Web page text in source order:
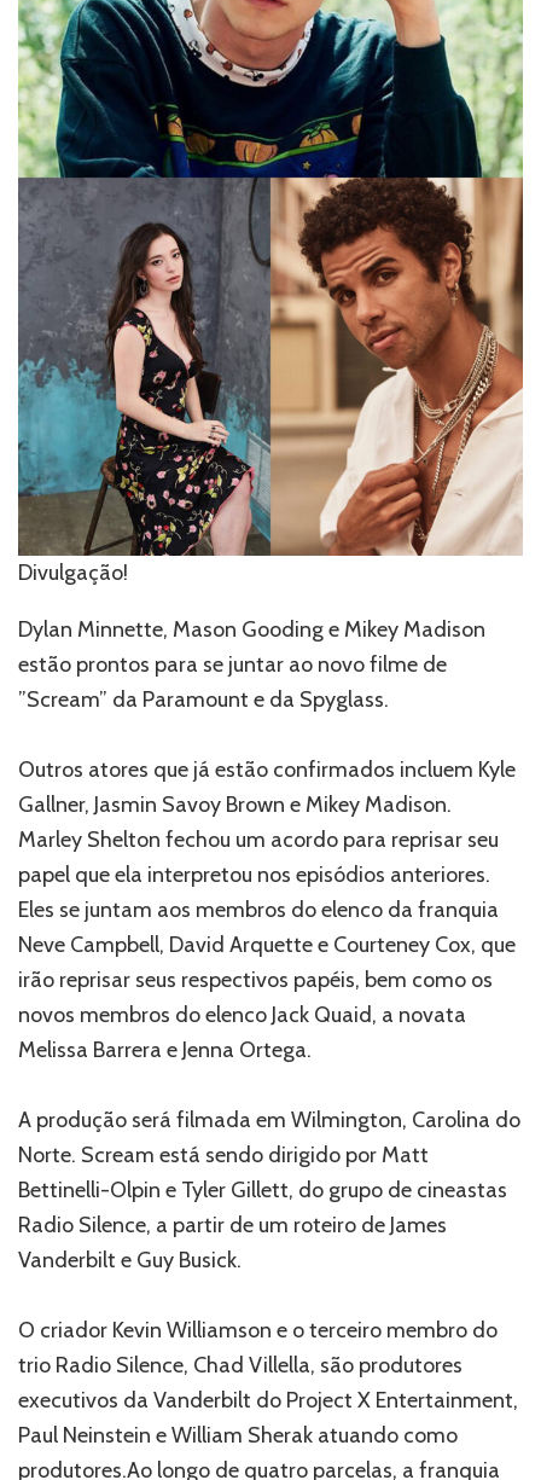
DE
”SCREAM”.
Divulgação!
Dylan Minnette, Mason Gooding e Mikey Madison
estão prontos para se juntar ao novo filme de
”Scream” da Paramount e da Spyglass.
Outros atores que já estão confirmados incluem Kyle
Gallner, Jasmin Savoy Brown e Mikey Madison.
Marley Shelton fechou um acordo para reprisar seu
papel que ela interpretou nos episódios anteriores.
Eles se juntam aos membros do elenco da franquia
Neve Campbell, David Arquette e Courteney Cox, que
irão reprisar seus respectivos papéis, bem como os
novos membros do elenco Jack Quaid, a novata
Melissa Barrera e Jenna Ortega.
A produção será filmada em Wilmington, Carolina do
Norte. Scream está sendo dirigido por Matt
Bettinelli-Olpin e Tyler Gillett, do grupo de cineastas
Radio Silence, a partir de um roteiro de James
Vanderbilt e Guy Busick.
O criador Kevin Williamson e o terceiro membro do
trio Radio Silence, Chad Villella, são produtores
executivos da Vanderbilt do Project X Entertainment,
Paul Neinstein e William Sherak atuando como
produtores.Ao longo de quatro parcelas, a franquia